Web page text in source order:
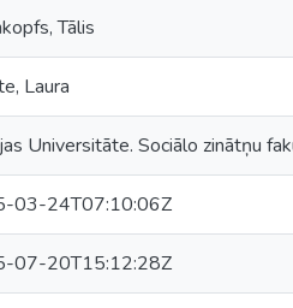
Tālis
Laura
Universitāte. Sociālo zinātņu
03-24T07:10:06Z
07-20T15:12:28Z